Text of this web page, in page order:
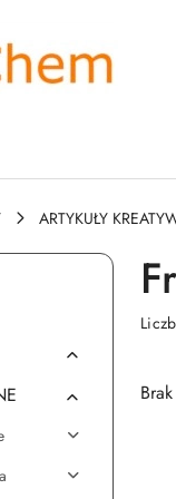
ARTYKUŁY